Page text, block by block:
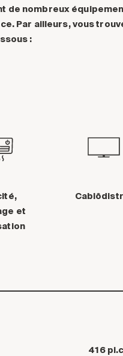
de nombreux
Par ailleurs, vous
:
et
416